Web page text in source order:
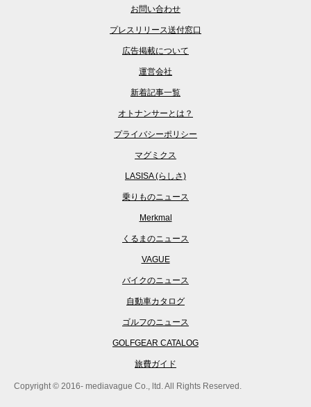
お問い合わせ
プレスリリース送付窓口
広告掲載について
運営会社
新着記事一覧
オトナンサーとは？
プライバシーポリシー
マグミクス
LASISA (らしさ)
乗りものニュース
Merkmal
くるまのニュース
VAGUE
バイクのニュース
自動車カタログ
ゴルフのニュース
GOLFGEAR CATALOG
旅費ガイド
Copyright © 2016- mediavague Co., ltd. All Rights Reserved.